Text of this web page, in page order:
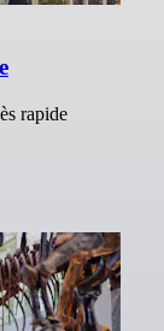
rapide